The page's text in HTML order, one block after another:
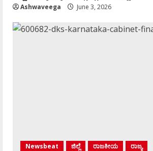
Ashwaveega June 3, 2026
Newsbeat ಜಿಲ್ಲೆ ರಾಜಕೀಯ ರಾಜ್ಯ